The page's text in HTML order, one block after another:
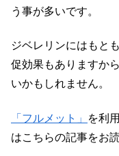
う事が多いです。
ジベレリンにはもと
促効果もありますか
いかもしれません。
「フルメット」
を利
はこちらの記事をお